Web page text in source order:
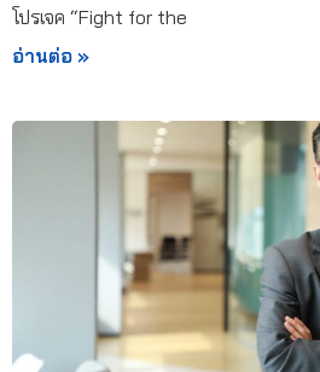
โปรเจค “Fight for the
อ่านต่อ »